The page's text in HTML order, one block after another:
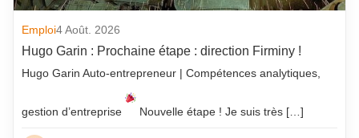
Emploi4 Août. 2026
Hugo Garin : Prochaine étape : direction Firminy !
Hugo Garin Auto-entrepreneur | Compétences analytiques,
gestion d’entreprise Nouvelle étape ! Je suis très […]